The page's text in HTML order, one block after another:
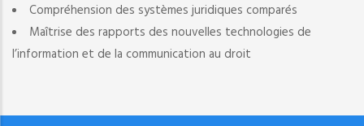
Compréhension des systèmes juridiques comparés
Maîtrise des rapports des nouvelles technologies de
l’information et de la communication au droit